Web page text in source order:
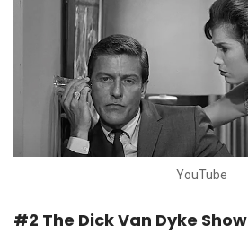
YouTube
#2 The Dick Van Dyke Show